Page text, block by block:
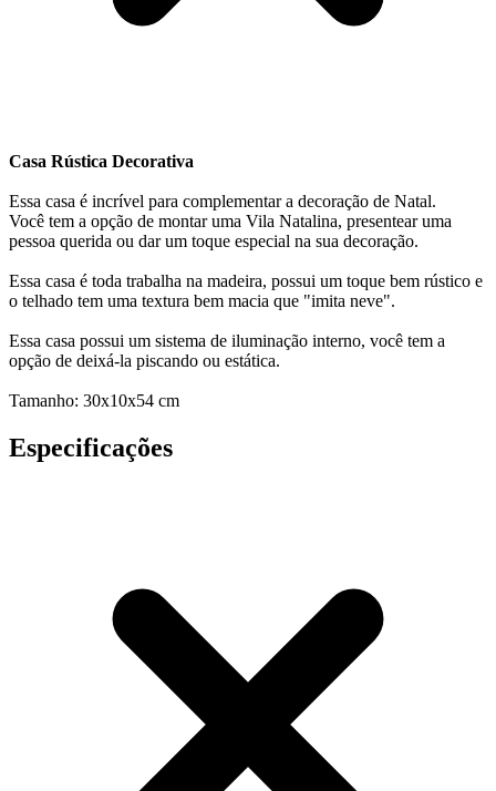
Casa Rústica Decorativa
Essa casa é incrível para complementar a decoração de Natal.
Você tem a opção de montar uma Vila Natalina, presentear uma
pessoa querida ou dar um toque especial na sua decoração.
Essa casa é toda trabalha na madeira, possui um toque bem rústico e
o telhado tem uma textura bem macia que "imita neve".
Essa casa possui um sistema de iluminação interno, você tem a
opção de deixá-la piscando ou estática.
Tamanho: 30x10x54 cm
Especificações